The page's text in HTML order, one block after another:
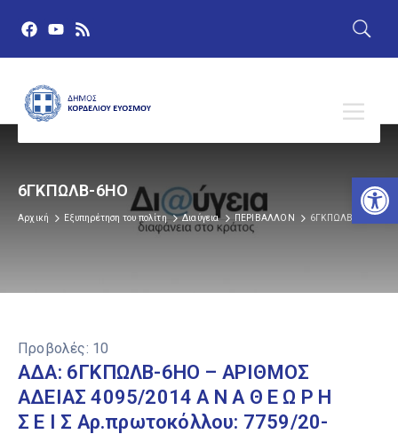
6ΓΚΠΩΛΒ-6ΗΟ
Αρχική Εξυπηρέτηση του πολίτη Διαύγεια ΠΕΡΙΒΑΛΛΟΝ 6ΓΚΠΩΛΒ-6ΗΟ
Προβολές: 10
ΑΔΑ: 6ΓΚΠΩΛΒ-6ΗΟ – ΑΡΙΘΜΟΣ
ΑΔΕΙΑΣ 4095/2014 Α Ν Α Θ Ε Ω Ρ Η
Σ Ε Ι Σ Αρ.πρωτοκόλλου: 7759/20-